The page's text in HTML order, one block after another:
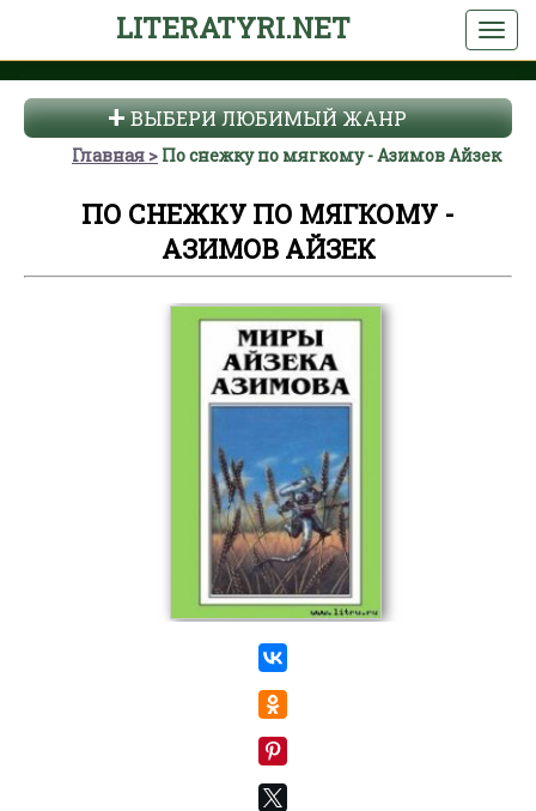
LITERATYRI.NET
ВЫБЕРИ ЛЮБИМЫЙ ЖАНР
Главная По снежку по мягкому - Азимов Айзек
ПО СНЕЖКУ ПО МЯГКОМУ -
АЗИМОВ АЙЗЕК